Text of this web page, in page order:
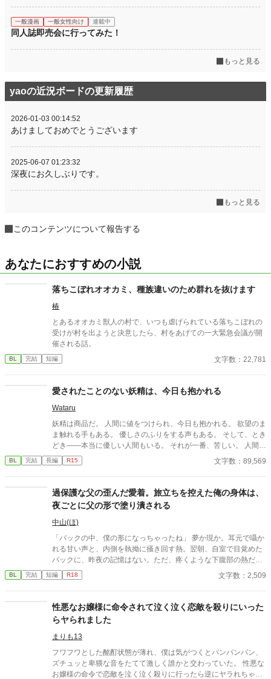
一般漫画 一般女性向け 連載中
同人誌即売会に行ってみた！
もっと見る
yaoの近況ボードの更新履歴
2026-01-03 00:14:52
あけましておめでとうございます
2025-06-07 01:23:32
深夜にお久しぶりです。
もっと見る
このコンテンツについて報告する
あなたにおすすめの小説
落ちこぼれオオカミ、種族違いのため群れを抜けます
椿
とあるオオカミ獣人の村で、いつも虐げられている落ちこぼれの
受けが村を出ようと決意したら、村をあげての一大緊急会議が開
催される話。
BL 完結 短編 文字数：22,781
愛されたことのない妖精は、今日も抱かれる
Wataru
妖精は商品だ。 人間に値をつけられ、今日も抱かれる。 欲望のま
ま触れる手もある。 優しさのふりをする声もある。 そして、とき
どき――本当に優しい人間もいる。 それが一番、苦しい。 人間に
消費されることには慣れている。 傷つくことにも。 それでも恋を
してしまう。 抱かれなくてもいい。 選ばれなくてもいい。 ただ
る、 檻の中の妖精たちの切ないBL短編集。
BL 完結 長編 R15 文字数：89,569
過保護な父の歪んだ愛着。旅立ちを控えた俺の身体は、
夜ごとに父の形で塗り潰される
中山(ほ)
「パックの中、僕の形になっちゃったね」 夢か現か。耳元で囁か
れる甘い声と、内側を執拗に掻き回す熱。翌朝、自室で目覚めた
パックに、昨夜の記憶はない。ただ、疼くような下腹部の熱だけ
が残っていた。 相談しようと向かった相手こそが、自分を侵食し
ている張本人だとも知らずに、パックは父の部屋の扉を開く。 こ
BL 完結 短編 R18 文字数：2,509
性悪なお嬢様に命令されて泣く泣く恋敵を殺りにいった
らヤられました
まりも13
フワフワとした酩酊状態が薄れ、僕は気がつくとパンパンパン、
ズチュッと卑猥な音をたてて激しく誰かと交わっていた。 性悪な
お嬢様の命令で恋敵を泣く泣く殺りに行ったら逆にヤラれちゃっ